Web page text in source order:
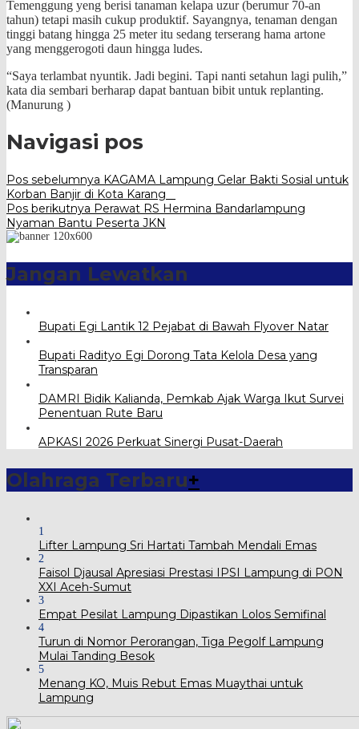
Temenggung yeng berisi tanaman kelapa uzur (berumur 70-an
tahun) tetapi masih cukup produktif. Sayangnya, tenaman dengan
tinggi batang hingga 25 meter itu sedang terserang hama artone
yang menggerogoti daun hingga ludes.
“Saya terlambat nyuntik. Jadi begini. Tapi nanti setahun lagi pulih,”
kata dia sembari berharap dapat bantuan bibit untuk replanting.
(Manurung )
Navigasi pos
Pos sebelumnya KAGAMA Lampung Gelar Bakti Sosial untuk
Korban Banjir di Kota Karang
Pos berikutnya Perawat RS Hermina Bandarlampung
Nyaman Bantu Peserta JKN
Jangan Lewatkan
Bupati Egi Lantik 12 Pejabat di Bawah Flyover Natar
Bupati Radityo Egi Dorong Tata Kelola Desa yang
Transparan
DAMRI Bidik Kalianda, Pemkab Ajak Warga Ikut Survei
Penentuan Rute Baru
APKASI 2026 Perkuat Sinergi Pusat-Daerah
Olahraga Terbaru+
1
Lifter Lampung Sri Hartati Tambah Mendali Emas
2
Faisol Djausal Apresiasi Prestasi IPSI Lampung di PON
XXI Aceh-Sumut
3
Empat Pesilat Lampung Dipastikan Lolos Semifinal
4
Turun di Nomor Perorangan, Tiga Pegolf Lampung
Mulai Tanding Besok
5
Menang KO, Muis Rebut Emas Muaythai untuk
Lampung